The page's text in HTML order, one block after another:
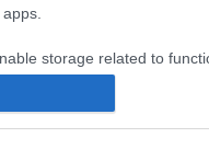
storage related to
storage related to